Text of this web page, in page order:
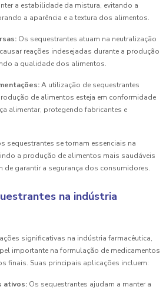
a estabilidade da mistura, evitando a
a aparência e a textura dos alimentos.
Os sequestrantes atuam na neutralização
reações indesejadas durante a produção
a qualidade dos alimentos.
A utilização de sequestrantes
de alimentos esteja em conformidade
alimentar, protegendo fabricantes e
sequestrantes se tornam essenciais na
a produção de alimentos mais saudáveis
de garantir a segurança dos consumidores.
na indústria
significativas na indústria farmacêutica,
importante na formulação de medicamentos
finais. Suas principais aplicações incluem:
ativos: Os sequestrantes ajudam a manter a